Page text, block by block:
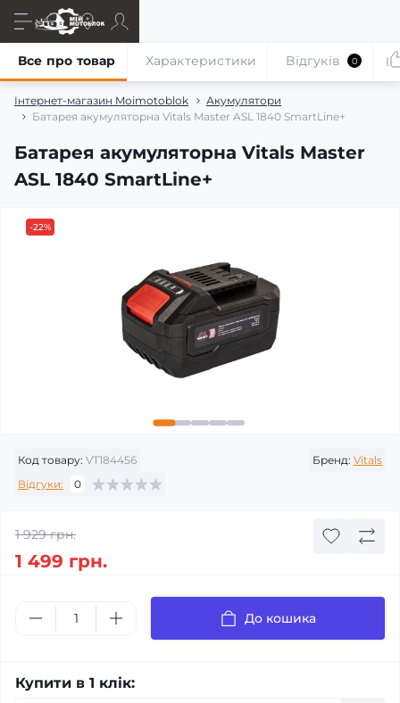
Інтернет-магазин Moimotoblok
Акумулятори
Батарея акумуляторна Vitals Master ASL 1840 SmartLine+
Батарея акумуляторна Vitals Master
ASL 1840 SmartLine+
Все про товар Характеристики Відгуків 0
-22%
Код товару: VT184456 Бренд: Vitals
Відгуки:
0
1 929 грн.
1 499 грн.
До кошика
Купити в 1 клік: